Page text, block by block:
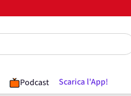
Podcast Scarica l'App!